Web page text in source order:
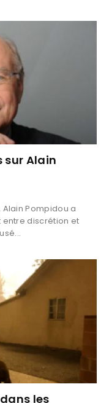
sur Alain
Pompidou a
discrétion et
les